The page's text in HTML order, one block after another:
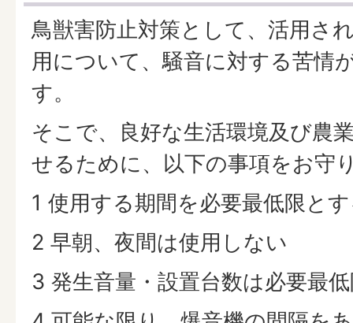
鳥獣害防止対策として、活用さ
用について、騒音に対する苦情
す。
そこで、良好な生活環境及び農
せるために、以下の事項をお守
1 使用する期間を必要最低限と
2 早朝、夜間は使用しない
3 発生音量・設置台数は必要最